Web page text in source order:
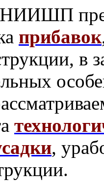
прибавок
в
,